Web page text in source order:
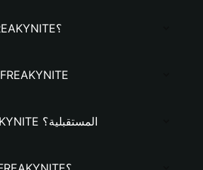
ما هي محفظة FREAKYNITE؟
أسباب تميز عملة FREAKYNITE
ما إمكانات FREAKYNITE المستقبلية؟